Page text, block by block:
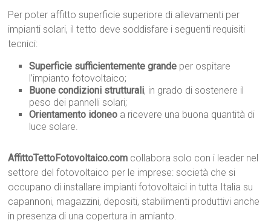
Per poter affitto superficie superiore di allevamenti per
impianti solari, il tetto deve soddisfare i seguenti requisiti
tecnici:
Superficie sufficientemente grande per ospitare
l’impianto fotovoltaico;
Buone condizioni strutturali, in grado di sostenere il
peso dei pannelli solari;
Orientamento idoneo a ricevere una buona quantità di
luce solare.
AffittoTettoFotovoltaico.com collabora solo con i leader nel
settore del fotovoltaico per le imprese: società che si
occupano di installare impianti fotovoltaici in tutta Italia su
capannoni, magazzini, depositi, stabilimenti produttivi anche
in presenza di una copertura in amianto.